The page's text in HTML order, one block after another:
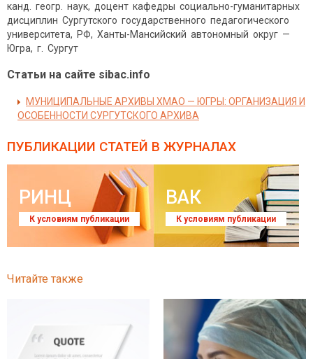
канд. геогр. наук, доцент кафедры социально-гуманитарных
дисциплин Сургутского государственного педагогического
университета, РФ, Ханты-Мансийский автономный округ —
Югра, г. Сургут
Статьи на сайте sibac.info
МУНИЦИПАЛЬНЫЕ АРХИВЫ ХМАО — ЮГРЫ: ОРГАНИЗАЦИЯ И
ОСОБЕННОСТИ СУРГУТСКОГО АРХИВА
ПУБЛИКАЦИИ СТАТЕЙ В ЖУРНАЛАХ
РИНЦ
К условиям публикации
ВАК
К условиям публикации
Читайте также